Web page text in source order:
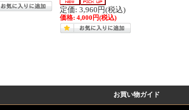
定価: 3,960円(税込)
価格:4,000円(税込)
お買い物ガイド